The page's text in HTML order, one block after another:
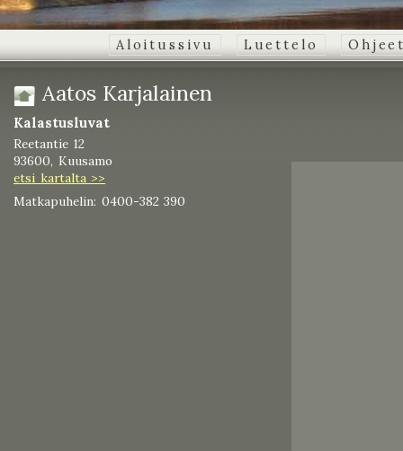
Aloitussivu Luettelo
Aatos Karjalainen
Kalastusluvat
Reetantie 12
93600, Kuusamo
etsi kartalta >>
Matkapuhelin: 0400-382 390